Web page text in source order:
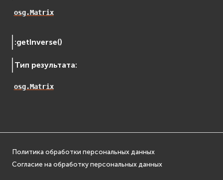
osg.Matrix
:getInverse()
Тип результата:
osg.Matrix
Политика обработки персональных данных
Согласие на обработку персональных данных